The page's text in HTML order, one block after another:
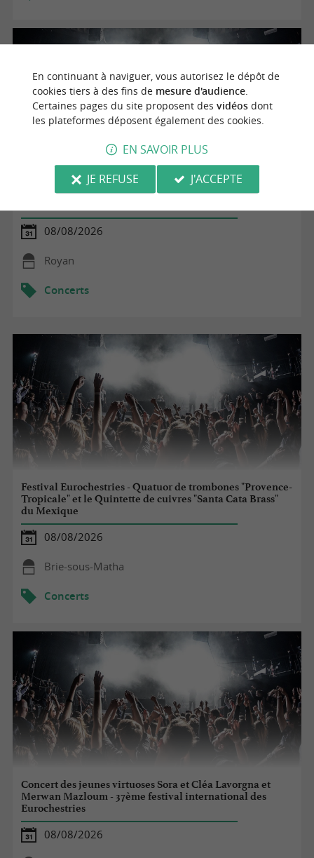
Concert - Emma
08/08/2026
Royan
Concerts
Festival Eurochestries - Quatuor de trombones "Provence-
Tropicale" et le Quintette de cuivres "Santa Cata Brass"
du Mexique
08/08/2026
Brie-sous-Matha
Concerts
Concert des jeunes virtuoses Sora et Cléa Lavorgna et
Merwan Mazloum - 37ème festival international des
Eurochestries
08/08/2026
En continuant à naviguer, vous autorisez le dépôt de
cookies tiers à des fins de mesure d'audience.
Certaines pages du site proposent des vidéosdont
les plateformes déposent également des cookies.
EN SAVOIR PLUS
JE REFUSE
J'ACCEPTE